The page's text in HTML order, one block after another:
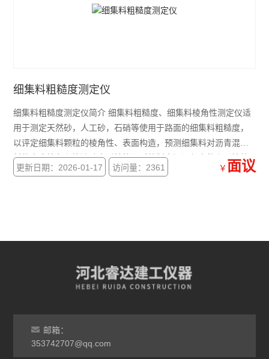
细集料粗糙度测定仪
细集料粗糙度测定仪简介 细集料粗糙度、细集料棱角性测定仪适
用于测定天然砂，人工砂，石硝等使用于路面的细集料粗糙度，
以评定细集料颗粒的棱角性、表面构造，预测细集料对沥青混合
料的内摩擦角和抗流动变形性能及对拌制水泥混凝土的和易性的
影响。
更新日期：2026-01-17 访问量：2361 ￥ 面议
邮箱：
353742707@qq.com